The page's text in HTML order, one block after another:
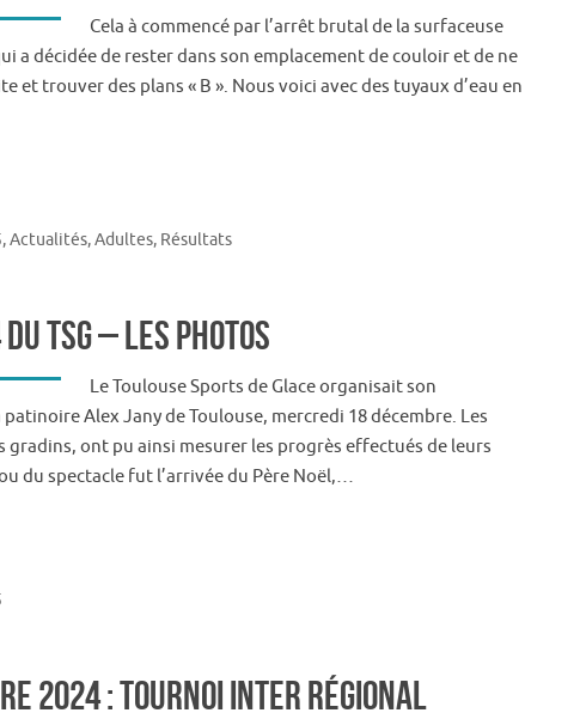
Cela à commencé par l’arrêt brutal de la surfaceuse
a décidée de rester dans son emplacement de couloir et de ne
et trouver des plans « B ». Nous voici avec des tuyaux d’eau en
,Actualités,Adultes, Résultats
TSG – Les photos
Le Toulouse Sports de Glace organisait son
Alex Jany de Toulouse, mercredi 18 décembre. Les
gradins, ont pu ainsi mesurer les progrès effectués de leurs
du spectacle fut l’arrivée du Père Noël,…
2024 : Tournoi Inter Régional